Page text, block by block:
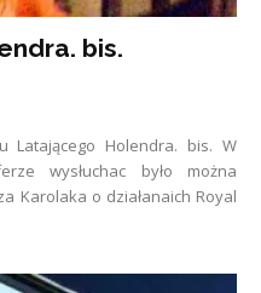
bis.
Latającego Holendra. bis. W
wysłuchac było można
Karolaka o działanaich Royal